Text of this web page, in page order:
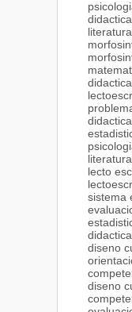
>
>
>
>
>
>
>
>
> Guía
>
>
>
>
>
>
>
>
lecto
sistema
diseno
diseno